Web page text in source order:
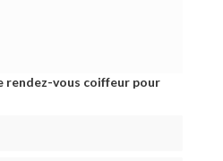
rendez-vous coiffeur pour